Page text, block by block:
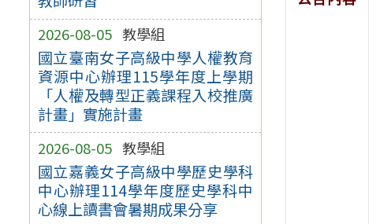
2026-08-05 教學組
國立臺南女子高級中學人權教育
資源中心辦理115學年度上學期
「人權及轉型正義課程入校推廣
計畫」實施計畫
2026-08-05 教學組
國立嘉義女子高級中學歷史學科
中心辦理114學年度歷史學科中
心線上讀書會暑期成果分享